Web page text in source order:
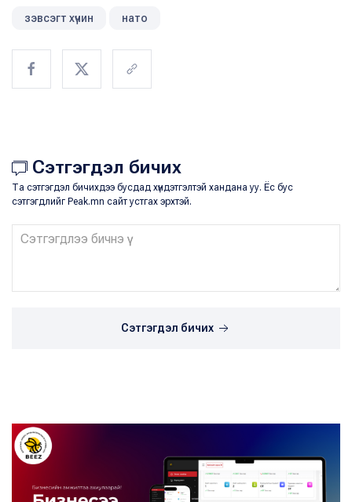
зэвсэгт хүчин нато
Сэтгэгдэл бичих
Та сэтгэгдэл бичихдээ бусдад хүндэтгэлтэй хандана уу. Ёс бус
сэтгэгдлийг Peak.mn сайт устгах эрхтэй.
Сэтгэгдэл бичих